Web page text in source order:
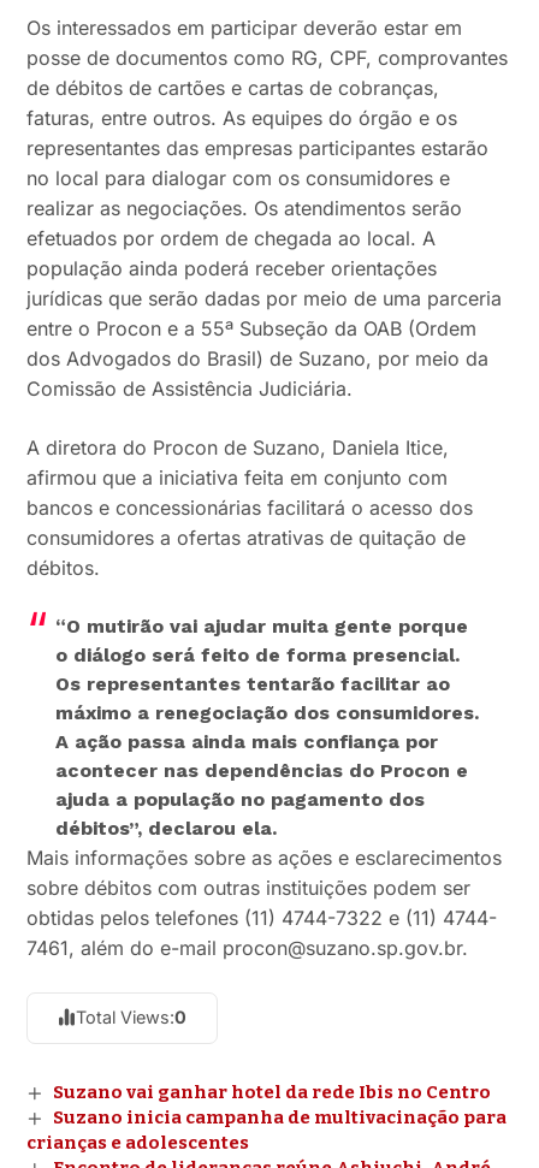
Os interessados em participar deverão estar em
posse de documentos como RG, CPF, comprovantes
de débitos de cartões e cartas de cobranças,
faturas, entre outros. As equipes do órgão e os
representantes das empresas participantes estarão
no local para dialogar com os consumidores e
realizar as negociações. Os atendimentos serão
efetuados por ordem de chegada ao local. A
população ainda poderá receber orientações
jurídicas que serão dadas por meio de uma parceria
entre o Procon e a 55ª Subseção da OAB (Ordem
dos Advogados do Brasil) de Suzano, por meio da
Comissão de Assistência Judiciária.
A diretora do Procon de Suzano, Daniela Itice,
afirmou que a iniciativa feita em conjunto com
bancos e concessionárias facilitará o acesso dos
consumidores a ofertas atrativas de quitação de
débitos.
“O mutirão vai ajudar muita gente porque
o diálogo será feito de forma presencial.
Os representantes tentarão facilitar ao
máximo a renegociação dos consumidores.
A ação passa ainda mais confiança por
acontecer nas dependências do Procon e
ajuda a população no pagamento dos
débitos”, declarou ela.
Mais informações sobre as ações e esclarecimentos
sobre débitos com outras instituições podem ser
obtidas pelos telefones (11) 4744-7322 e (11) 4744-
7461, além do e-mail procon@suzano.sp.gov.br.
Total Views:0
Suzano vai ganhar hotel da rede Ibis no Centro
Suzano inicia campanha de multivacinação para
crianças e adolescentes